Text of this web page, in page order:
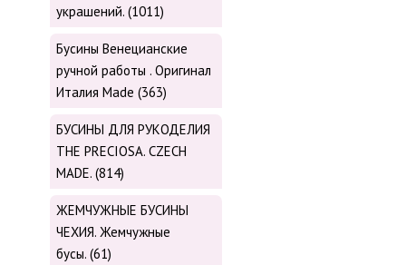
украшений. (1011)
Бусины Венецианские
ручной работы . Оригинал
Италия Made (363)
БУСИНЫ ДЛЯ РУКОДЕЛИЯ
THE PRECIOSA. CZECH
MADE. (814)
ЖЕМЧУЖНЫЕ БУСИНЫ
ЧЕХИЯ. Жемчужные
бусы. (61)